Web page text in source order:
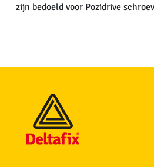
zijn bedoeld voor Pozidrive